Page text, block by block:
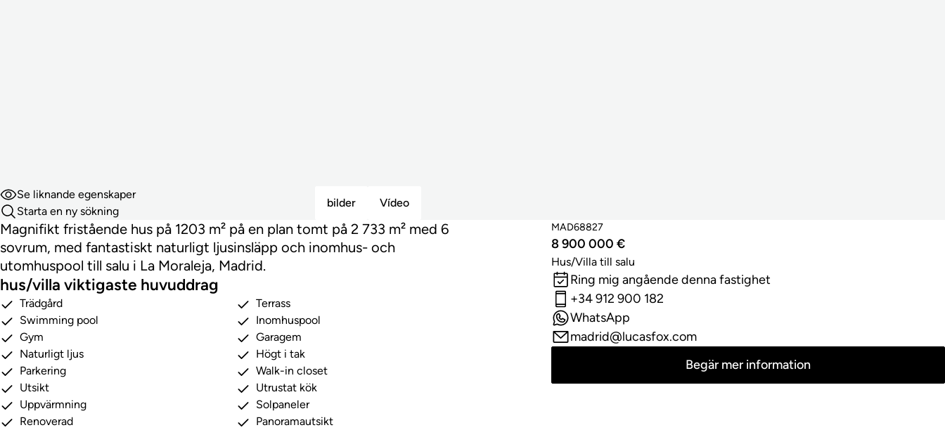
bilder Vídeo
Se liknande egenskaper
Starta en ny sökning
Magnifikt fristående hus på 1203 m² på en plan tomt på 2 733 m² med 6
sovrum, med fantastiskt naturligt ljusinsläpp och inomhus- och
utomhuspool till salu i La Moraleja, Madrid.
hus/villa viktigaste huvuddrag
Trädgård
Terrass
Swimming pool
Inomhuspool
Gym
Garagem
Naturligt ljus
Högt i tak
Parkering
Walk-in closet
Utsikt
Utrustat kök
Uppvärmning
Solpaneler
Renoverad
Panoramautsikt
MAD68827
8 900 000 €
Hus/Villa till salu
Ring mig angående denna fastighet
+34 912 900 182
WhatsApp
madrid@lucasfox.com
Begär mer information